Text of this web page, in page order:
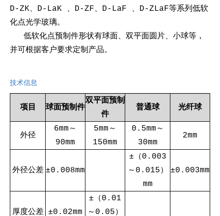
D-ZK、D-LaK 、D-ZF、D-LaF 、D-ZLaF等系列低软
化点光学玻璃。
低软化点预制件形状有球面、双平面圆片、小球等，
并可根据客户要求定制产品。
技术信息
项目 球面预制件
双平面预制
件
普通球 光纤球
外径
6mm～
90mm
5mm～
150mm
0.5mm～
30mm
2mm
外径公差 ±0.008mm
±（0.003
～0.015）
mm
±0.003mm
厚度公差 ±0.02mm
±（0.01
～0.05）